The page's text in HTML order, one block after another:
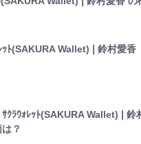
ｯﾄ(SAKURA Wallet)❘鈴村愛
ｻｸﾗｳｫﾚｯﾄ(SAKURA Wallet)❘
？